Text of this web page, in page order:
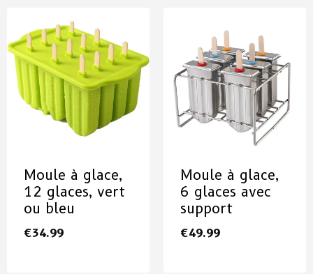
Moule à glace,
12 glaces, vert
ou bleu
€34.99
Moule à glace,
6 glaces avec
support
€49.99